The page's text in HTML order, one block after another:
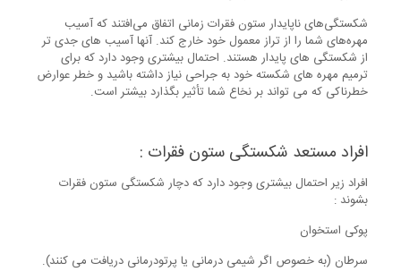
شکستگی‌های ناپایدار ستون فقرات زمانی اتفاق می‌افتند که آسیب
مهره‌های شما را از تراز معمول خود خارج کند. آنها آسیب های جدی تر
از شکستگی های پایدار هستند. احتمال بیشتری وجود دارد که برای
ترمیم مهره های شکسته خود به جراحی نیاز داشته باشید و خطر عوارض
خطرناکی که می تواند بر نخاع شما تأثیر بگذارد بیشتر است.
افراد مستعد شکستگی ستون فقرات :
افراد زیر احتمال بیشتری وجود دارد که دچار شکستگی ستون فقرات
بشوند :
پوکی استخوان
سرطان (به خصوص اگر شیمی درمانی یا پرتودرمانی دریافت می کنند).